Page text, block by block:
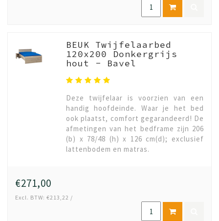
BEUK Twijfelaarbed
120x200 Donkergrijs
hout - Bavel
Deze twijfelaar is voorzien van een
handig hoofdeinde. Waar je het bed
ook plaatst, comfort gegarandeerd! De
afmetingen van het bedframe zijn 206
(b) x 78/48 (h) x 126 cm(d); exclusief
lattenbodem en matras.
€271,00
Excl. BTW: €213,22 /